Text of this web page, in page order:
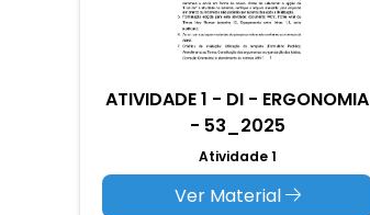
ATIVIDADE 1 - DI - ERGONOMIA
- 53_2025
Atividade 1
Ver Material